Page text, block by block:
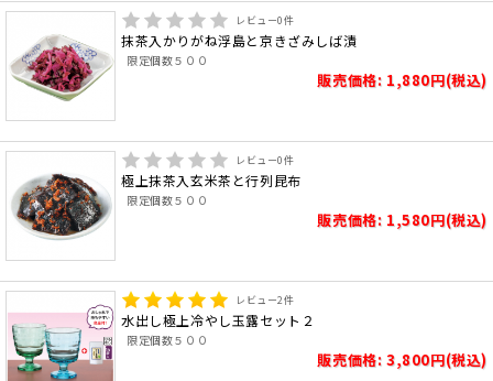
レビュー0件
抹茶入かりがね浮島と京きざみしば漬
限定個数５００
販売価格: 1,880円(税込)
レビュー0件
極上抹茶入玄米茶と行列昆布
限定個数５００
販売価格: 1,580円(税込)
レビュー2件
水出し極上冷やし玉露セット２
限定個数５００
販売価格: 3,800円(税込)